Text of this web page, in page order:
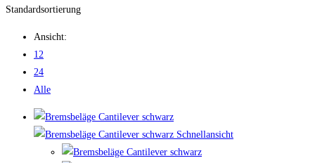
Standardsortierung
Ansicht:
12
24
Alle
Schnellansicht